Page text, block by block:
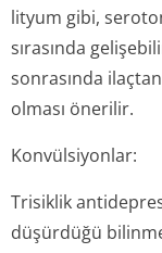
lityum gibi,
sırasında
sonrasında
olması önerilir.
Konvülsiyonlar:
Trisiklik
düşürdüğü